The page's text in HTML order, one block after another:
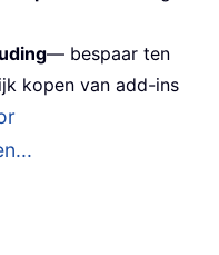
— bespaar ten
kopen van add-ins